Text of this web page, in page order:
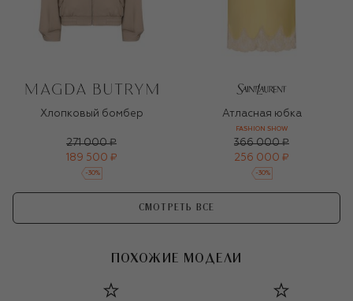
Хлопковый бомбер
271 000 ₽
189 500 ₽
-30%
Атласная юбка
FASHION SHOW
366 000 ₽
256 000 ₽
-30%
СМОТРЕТЬ ВСЕ
ПОХОЖИЕ МОДЕЛИ